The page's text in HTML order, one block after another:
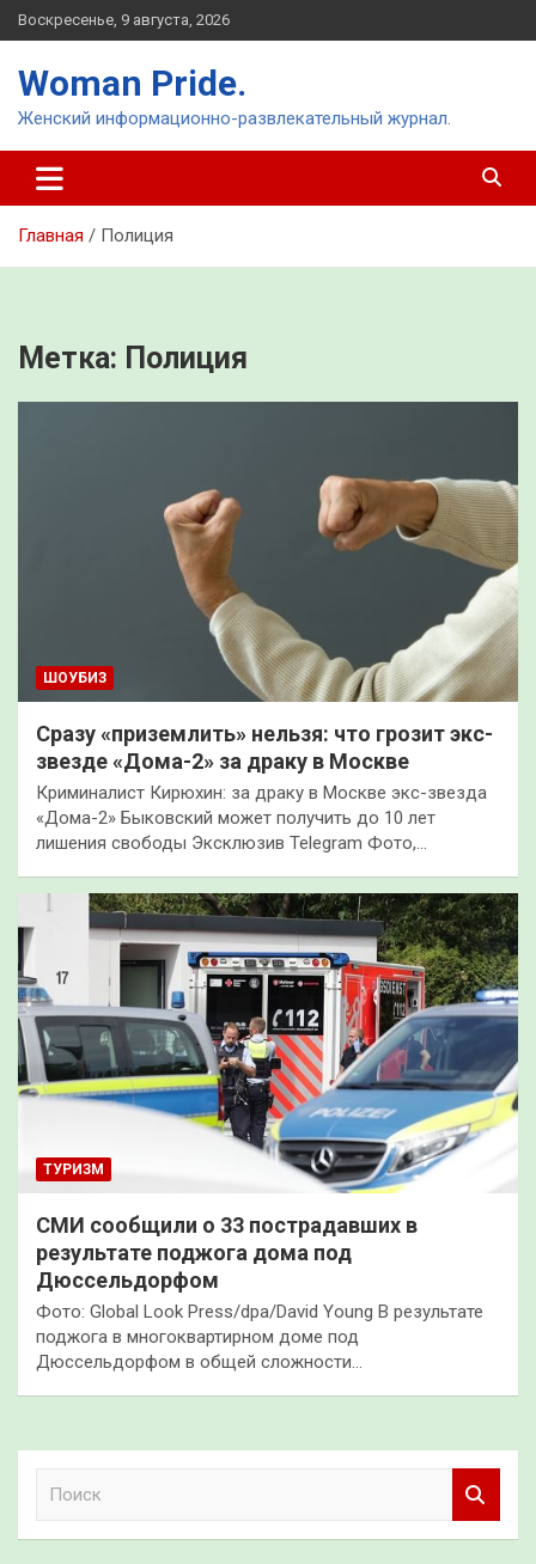
Перейти
к
Воскресенье, 9 августа, 2026
Woman Pride.
Женский информационно-развлекательный журнал.
Главная Полиция
Метка: Полиция
ШОУБИЗ
Сразу «приземлить» нельзя: что грозит экс-
звезде «Дома-2» за драку в Москве
Криминалист Кирюхин: за драку в Москве экс-звезда
«Дома-2» Быковский может получить до 10 лет
лишения свободы Эксклюзив Telegram Фото,…
ТУРИЗМ
СМИ сообщили о 33 пострадавших в
результате поджога дома под
Дюссельдорфом
Фото: Global Look Press/dpa/David Young В результате
поджога в многоквартирном доме под
Дюссельдорфом в общей сложности…